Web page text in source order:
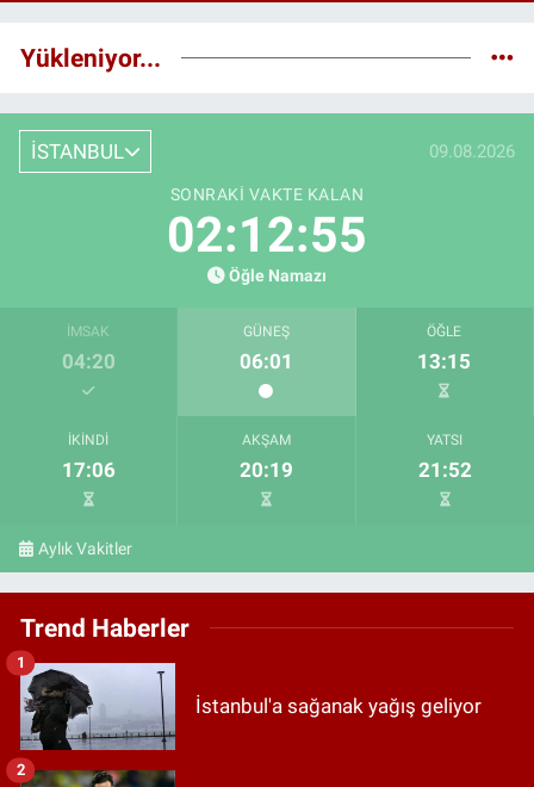
Yükleniyor...
İSTANBUL 09.08.2026
SONRAKI VAKTE KALAN
02:12:54
Öğle Namazı
İMSAK
04:20
GÜNEŞ
06:01
ÖĞLE
13:15
İKINDI
17:06
AKŞAM
20:19
YATSI
21:52
Aylık Vakitler
Trend Haberler
İstanbul'a sağanak yağış geliyor
1
2